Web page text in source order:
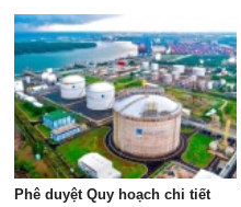
Phê duyệt Quy hoạch chi tiết